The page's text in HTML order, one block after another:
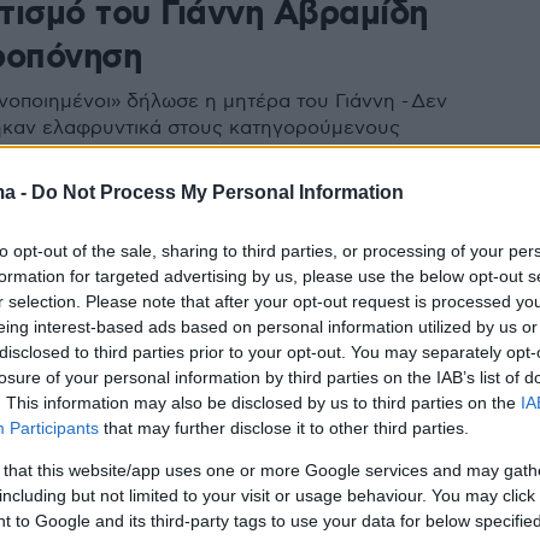
- Do Not Process My Personal Information
opt-out of the sale, sharing to third parties, or processing of your
for targeted advertising by us, please use the below opt-out
selection. Please note that after your opt-out request is processed
interest-based ads based on personal information utilized by us
to third parties prior to your opt-out. You may separately
of your personal information by third parties on the IAB’s list of
This information may also be disclosed by us to third parties on the
Participants that may further disclose it to other third parties.
that this website/app uses one or more Google services and may
but not limited to your visit or usage behaviour. You may
to Google and its third-party tags to use your data for below
του Γιάννη Αβραμίδη
δήλωσε η μητέρα του Γιάννη - Δεν
ελαφρυντικά στους κατηγορούμενους
Αθλητισμού Λευτέρη
ο Γιάννης Αβραμιδης - Είχε
στο κεφάλι κατά τη διάρκεια
ετών ενώ έκανε προπόνηση στο ΔΑΚ Βέροιας «Δ.
και κατά την πτώση του χτύπησε με το κεφάλι σε
της βάσης του πήχη - Ο ίδιος και οι γονείς
ευχαριστήσουν τον υφυπουργό για την πολύτιμη
έτσι ώστε να μεταβεί σε ειδικό κέντρο